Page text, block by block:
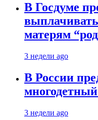
В Госдуме
матерям
3 недели ago
В России
3 недели ago